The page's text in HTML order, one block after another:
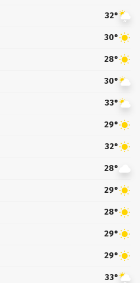
32°
30°
28°
30°
33°
29°
32°
28°
29°
28°
29°
29°
33°